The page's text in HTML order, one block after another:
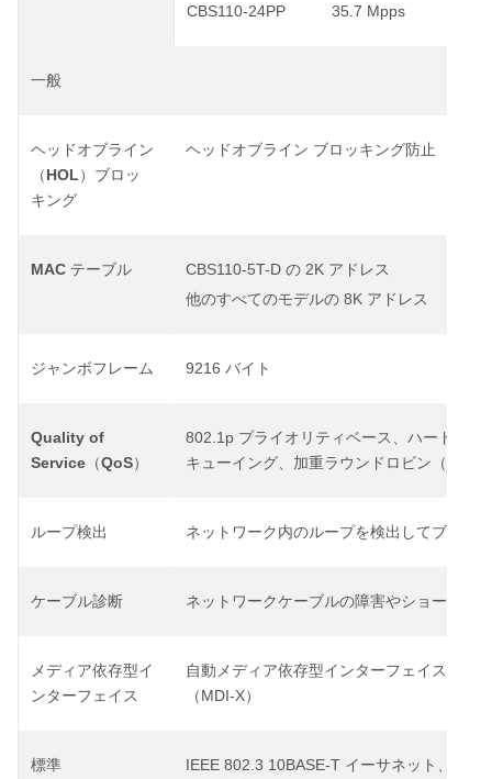
CBS110-24PP 35.7 Mpps
一般
ヘッドオブライン
（ HOL ）ブロッ
キング
ヘッドオブライン ブロッキング防止
MAC テーブル CBS110-5T-D の 2K アドレス
他のすべてのモデルの 8K アドレス
ジャンボフレーム 9216 バイト
Quality of
Service （QoS）
802.1p プライオリティベース、ハードウェ
キューイング、加重ラウンドロビン（
ループ検出 ネットワーク内のループを検出してブロー
ケーブル診断 ネットワークケーブルの障害やショートを
メディア依存型イ
ンターフェイス
自動メディア依存型インターフェイス（
（ MDI-X）
標準 IEEE 802.3 10BASE-T イーサネット、